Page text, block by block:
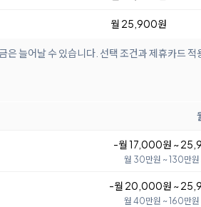
월 25,900원
늘어날 수 있습니다. 선택 조건과 제휴카드
-월 17,000원 ~
월 30만원 ~ 130만원
-월 20,000원 ~
월 40만원 ~ 160만원